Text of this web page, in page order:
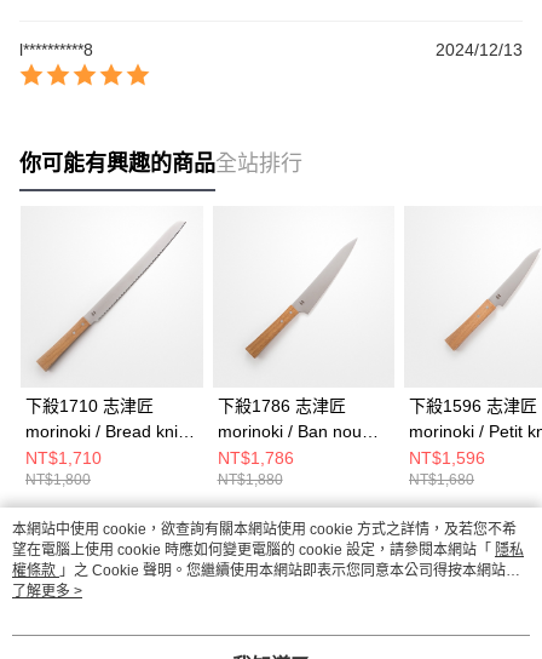
l**********8 2024/12/13
你可能有興趣的商品全站排行
下殺1710 志津匠
morinoki / Bread knife
麵包刀/吐司刀/鋸齒刀/
日本製 26Aug001
NT$1,710
NT$1,800
下殺1786 志津匠
morinoki / Ban nou
knife 萬用刀/料理刀/菜
刀/日本製 26Aug001
NT$1,786
NT$1,880
下殺1596 志津匠
morinoki / Petit
水果刀/番茄刀/料
日本製 26Aug001
NT$1,596
NT$1,680
熱門標籤
本網站中使用 cookie，欲查詢有關本網站使用 cookie 方式之詳情，及若您不希
望在電腦上使用 cookie 時應如何變更電腦的 cookie 設定，請參閱本網站「 隱私
權條款 」之 Cookie 聲明。您繼續使用本網站即表示您同意本公司得按本網站使
用條款之 Cookie 聲明使用 cookie。
了解更多 >